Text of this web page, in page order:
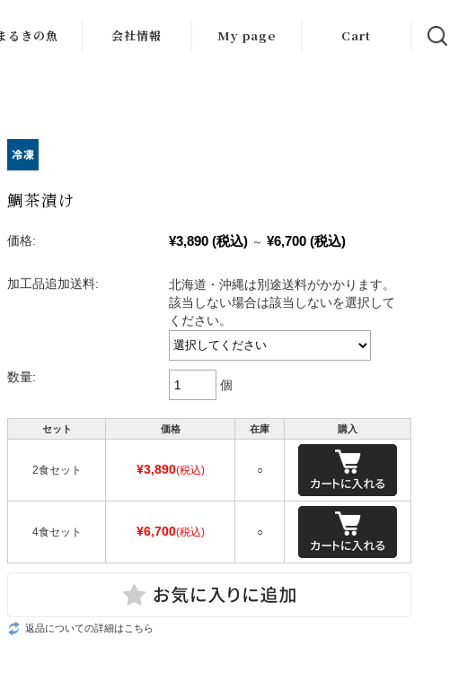
るきの魚
な鮮度管理
会社情報 My page Cart
鯛茶漬け
価格: ¥3,890 (税込) ～ ¥6,700 (税込)
加工品追加送料:
北海道・沖縄は別途送料がかかります。
該当しない場合は該当しないを選択して
ください。
数量:
個
セット 価格 在庫 購入
2食セット ¥3,890(税込) ○
4食セット ¥6,700(税込) ○
返品についての詳細はこちら